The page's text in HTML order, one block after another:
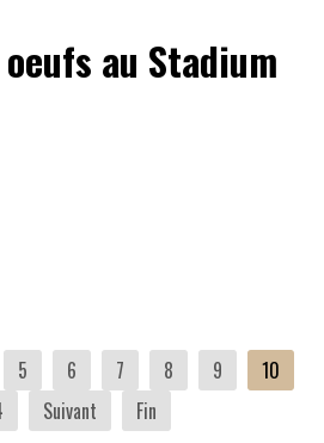
au Stadium
5 6 7 8 9
10
Suivant Fin